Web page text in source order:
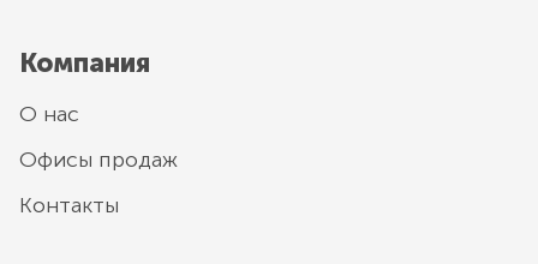
Компания
О нас
Офисы продаж
Контакты